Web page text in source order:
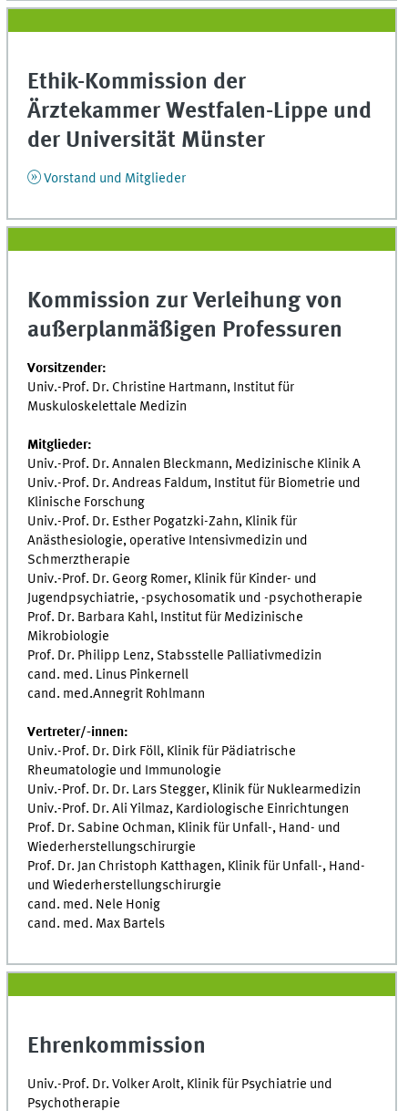
Ethik-Kommission der
Ärztekammer Westfalen-Lippe und
der Universität Münster
Vorstand und Mitglieder
Kommission zur Verleihung von
außerplanmäßigen Professuren
Vorsitzender:
Univ.-Prof. Dr. Christine Hartmann, Institut für
Muskuloskelettale Medizin
Mitglieder:
Univ.-Prof. Dr. Annalen Bleckmann, Medizinische Klinik A
Univ.-Prof. Dr. Andreas Faldum, Institut für Biometrie und
Klinische Forschung
Univ.-Prof. Dr. Esther Pogatzki-Zahn, Klinik für
Anästhesiologie, operative Intensivmedizin und
Schmerztherapie
Univ.-Prof. Dr. Georg Romer, Klinik für Kinder- und
Jugendpsychiatrie, -psychosomatik und -psychotherapie
Prof. Dr. Barbara Kahl, Institut für Medizinische
Mikrobiologie
Prof. Dr. Philipp Lenz, Stabsstelle Palliativmedizin
cand. med. Linus Pinkernell
cand. med.Annegrit Rohlmann
Vertreter/-innen:
Univ.-Prof. Dr. Dirk Föll, Klinik für Pädiatrische
Rheumatologie und Immunologie
Univ.-Prof. Dr. Dr. Lars Stegger, Klinik für Nuklearmedizin
Univ.-Prof. Dr. Ali Yilmaz, Kardiologische Einrichtungen
Prof. Dr. Sabine Ochman, Klinik für Unfall-, Hand- und
Wiederherstellungschirurgie
Prof. Dr. Jan Christoph Katthagen, Klinik für Unfall-, Hand-
und Wiederherstellungschirurgie
cand. med. Nele Honig
cand. med. Max Bartels
Ehrenkommission
Univ.-Prof. Dr. Volker Arolt, Klinik für Psychiatrie und
Psychotherapie